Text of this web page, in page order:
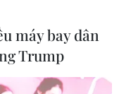
máy bay dân
Trump